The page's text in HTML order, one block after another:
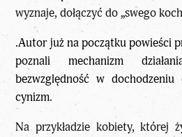
wyznaje, dołączyć do „swego
.Autor już na początku powieści
poznali mechanizm
bezwzględność w dochodzeniu
cynizm.
Na przykładzie kobiety, której